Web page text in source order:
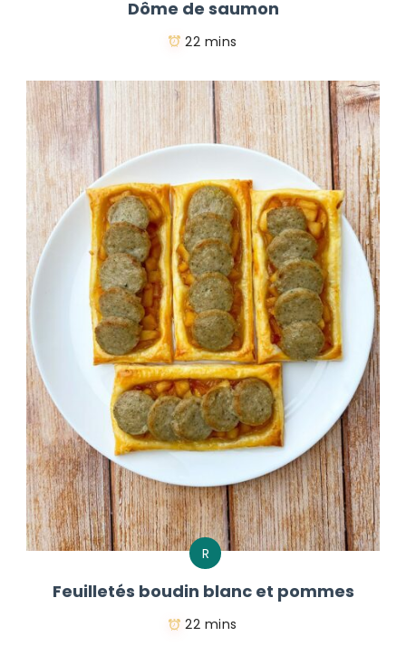
Dôme de saumon
22 mins
R
Feuilletés boudin blanc et pommes
22 mins